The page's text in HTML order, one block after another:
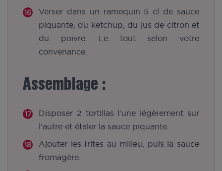
Verser dans un ramequin 5 cl de sauce
piquante, du ketchup, du jus de citron et
du poivre. Le tout selon votre
convenance.
Assemblage :
Disposer 2 tortillas l'une légèrement sur
l'autre et étaler la sauce piquante.
Ajouter les frites au milieu, puis la sauce
fromagère.